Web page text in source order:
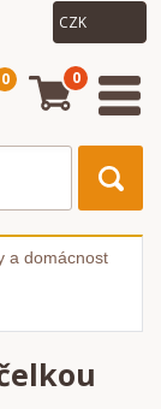
0 0
a domácnost